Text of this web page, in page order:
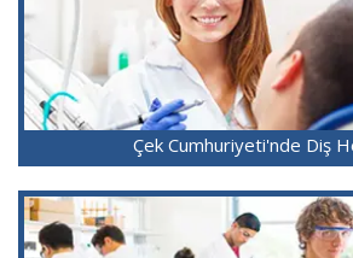
Çek Cumhuriyeti'nde Diş